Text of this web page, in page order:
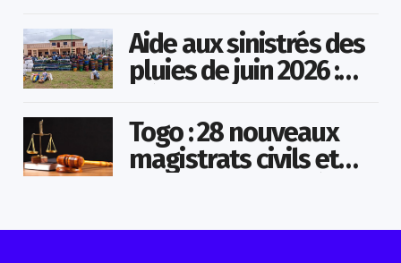
sauver des vies !
Aide aux sinistrés des
pluies de juin 2026 :
des opérations à
Kotokoli-zongo
Togo : 28 nouveaux
magistrats civils et